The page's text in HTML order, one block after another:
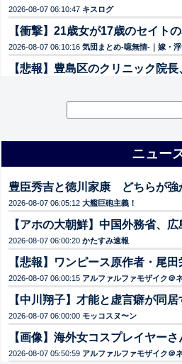
2026-08-07 06:10:47 キスログ
【衝撃】21歳女が17歳のセイト
2026-08-07 06:10:16気団まとめ-噫無情-｜嫁・
【悲報】豊島区のクリニック院
【速報】ワンピース5種の飛行
【衝撃】吉野家が販売を開始し
なんでも受信遅報@なんJ・
【悲報】スト6リュウ、また強化
ヤバイ！ニュース(・∀・)
【まとめ】夜の投資部★11、ド
ヤバイ！ニュース(・∀・)
【時系列まとめ】令和8年熊本
索:
ニュー
豊臣秀吉と徳川家康 どちらが強
2026-08-07 06:05:12大艦巨砲主義！
【アホの大朝鮮】中国外務省、
2026-08-07 06:00:20かたすみ速報
【悲報】ワンピース原作者・尾
2026-08-07 06:00:15 アルファルファモザイク＠
【中川翔子】才能と虚言癖が同
2026-08-07 06:00:00モッコスヌ〜ン
【画像】海外女コスプレイヤー
2026-08-07 05:50:59 アルファルファモザイク＠